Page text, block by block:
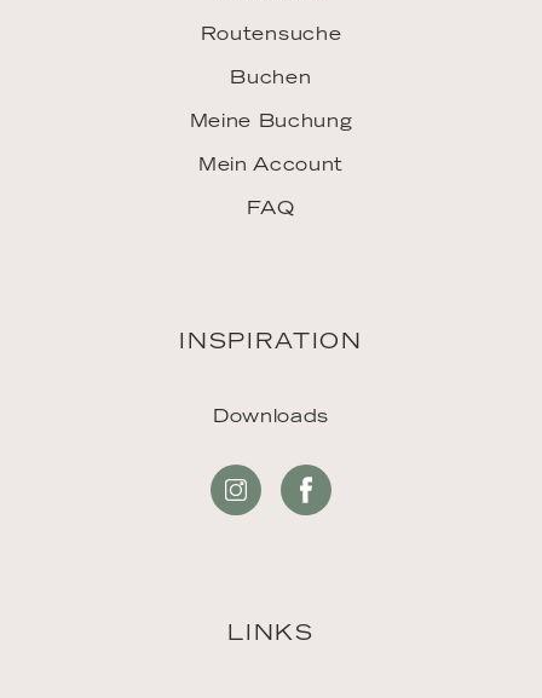
Routensuche
Buchen
Meine Buchung
Mein Account
FAQ
INSPIRATION
Downloads
LINKS